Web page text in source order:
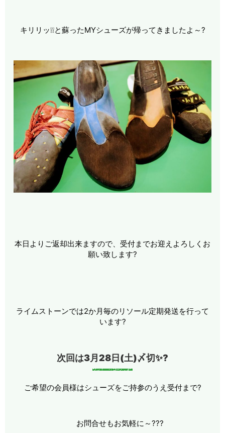
キリリッ❕❕と蘇ったMYシューズが帰ってきましたよ～?
本日よりご返却出来ますので、受付までお迎えよろしくお
願い致します?
ライムストーンでは2か月毎のリソール定期発送を行って
います?
次回は3月28日(土)〆切✨?
ご希望の会員様はシューズをご持参のうえ受付まで?
お問合せもお気軽に～???